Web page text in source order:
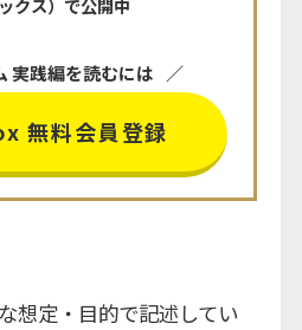
クス）で公開中
実践編を読むには
無料会員登録
想定・目的で記述してい